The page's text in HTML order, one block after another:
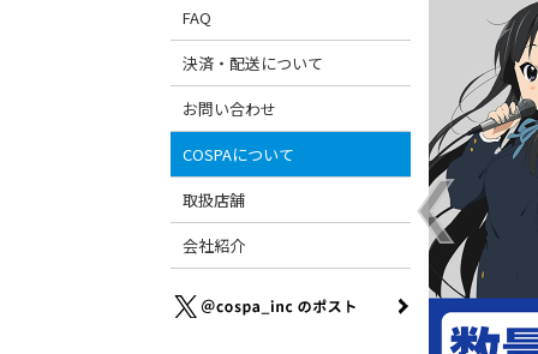
FAQ
決済・配送について
お問い合わせ
COSPAについて
取扱店舗
会社紹介